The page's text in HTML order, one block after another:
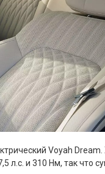
Voyah
и 310 Нм, так что